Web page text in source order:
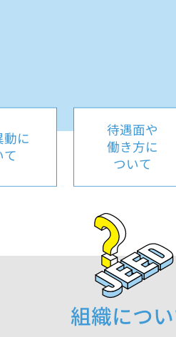
動に
て
待遇面や
働き方に
ついて
組織につ